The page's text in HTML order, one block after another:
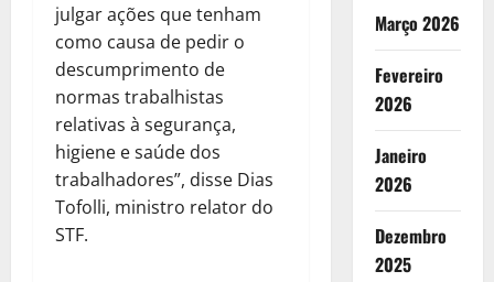
julgar ações que tenham
como causa de pedir o
descumprimento de
normas trabalhistas
relativas à segurança,
higiene e saúde dos
trabalhadores”, disse Dias
Tofolli, ministro relator do
STF.
Março 2026
Fevereiro
2026
Janeiro
2026
Dezembro
2025